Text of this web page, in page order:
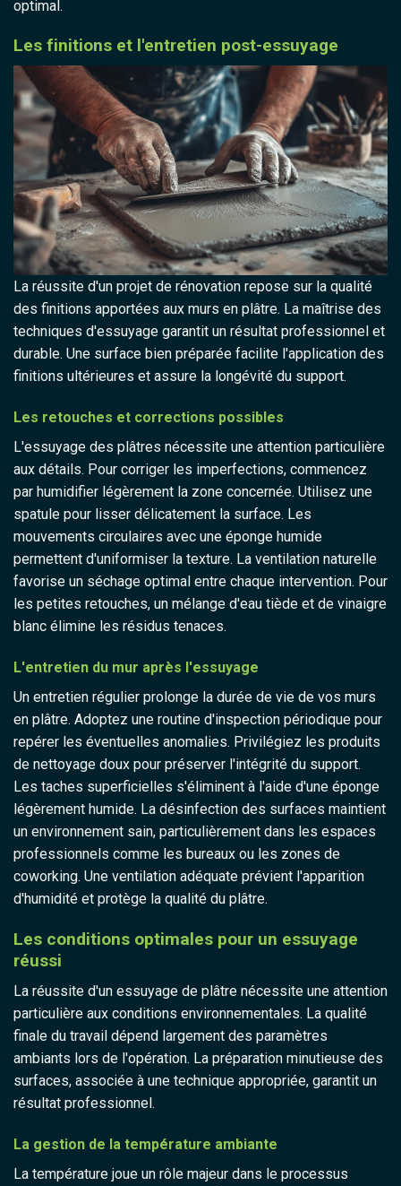
optimal.
Les finitions et l'entretien post-essuyage
La réussite d'un projet de rénovation repose sur la qualité
des finitions apportées aux murs en plâtre. La maîtrise des
techniques d'essuyage garantit un résultat professionnel et
durable. Une surface bien préparée facilite l'application des
finitions ultérieures et assure la longévité du support.
Les retouches et corrections possibles
L'essuyage des plâtres nécessite une attention particulière
aux détails. Pour corriger les imperfections, commencez
par humidifier légèrement la zone concernée. Utilisez une
spatule pour lisser délicatement la surface. Les
mouvements circulaires avec une éponge humide
permettent d'uniformiser la texture. La ventilation naturelle
favorise un séchage optimal entre chaque intervention. Pour
les petites retouches, un mélange d'eau tiède et de vinaigre
blanc élimine les résidus tenaces.
L'entretien du mur après l'essuyage
Un entretien régulier prolonge la durée de vie de vos murs
en plâtre. Adoptez une routine d'inspection périodique pour
repérer les éventuelles anomalies. Privilégiez les produits
de nettoyage doux pour préserver l'intégrité du support.
Les taches superficielles s'éliminent à l'aide d'une éponge
légèrement humide. La désinfection des surfaces maintient
un environnement sain, particulièrement dans les espaces
professionnels comme les bureaux ou les zones de
coworking. Une ventilation adéquate prévient l'apparition
d'humidité et protège la qualité du plâtre.
Les conditions optimales pour un essuyage
réussi
La réussite d'un essuyage de plâtre nécessite une attention
particulière aux conditions environnementales. La qualité
finale du travail dépend largement des paramètres
ambiants lors de l'opération. La préparation minutieuse des
surfaces, associée à une technique appropriée, garantit un
résultat professionnel.
La gestion de la température ambiante
La température joue un rôle majeur dans le processus